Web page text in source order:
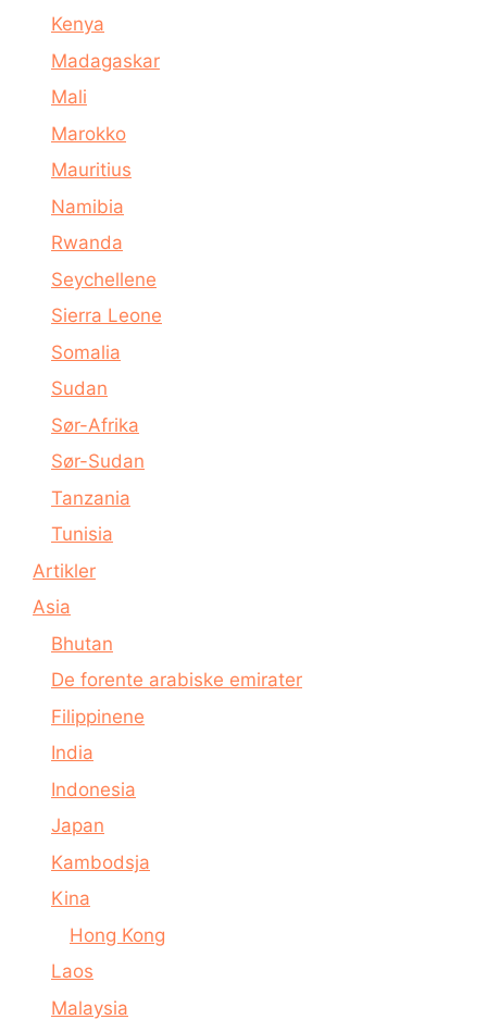
Kenya
Madagaskar
Mali
Marokko
Mauritius
Namibia
Rwanda
Seychellene
Sierra Leone
Somalia
Sudan
Sør-Afrika
Sør-Sudan
Tanzania
Tunisia
Artikler
Asia
Bhutan
De forente arabiske emirater
Filippinene
India
Indonesia
Japan
Kambodsja
Kina
Hong Kong
Laos
Malaysia